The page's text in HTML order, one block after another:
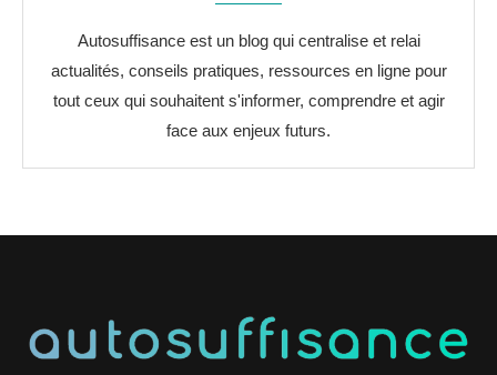
Autosuffisance est un blog qui centralise et relai
actualités, conseils pratiques, ressources en ligne pour
tout ceux qui souhaitent s'informer, comprendre et agir
face aux enjeux futurs.